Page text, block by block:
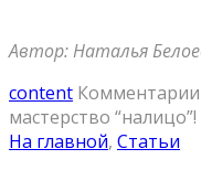
Автор: Наталья
content Комментарии
мастерство “налицо”!
На главной, Статьи